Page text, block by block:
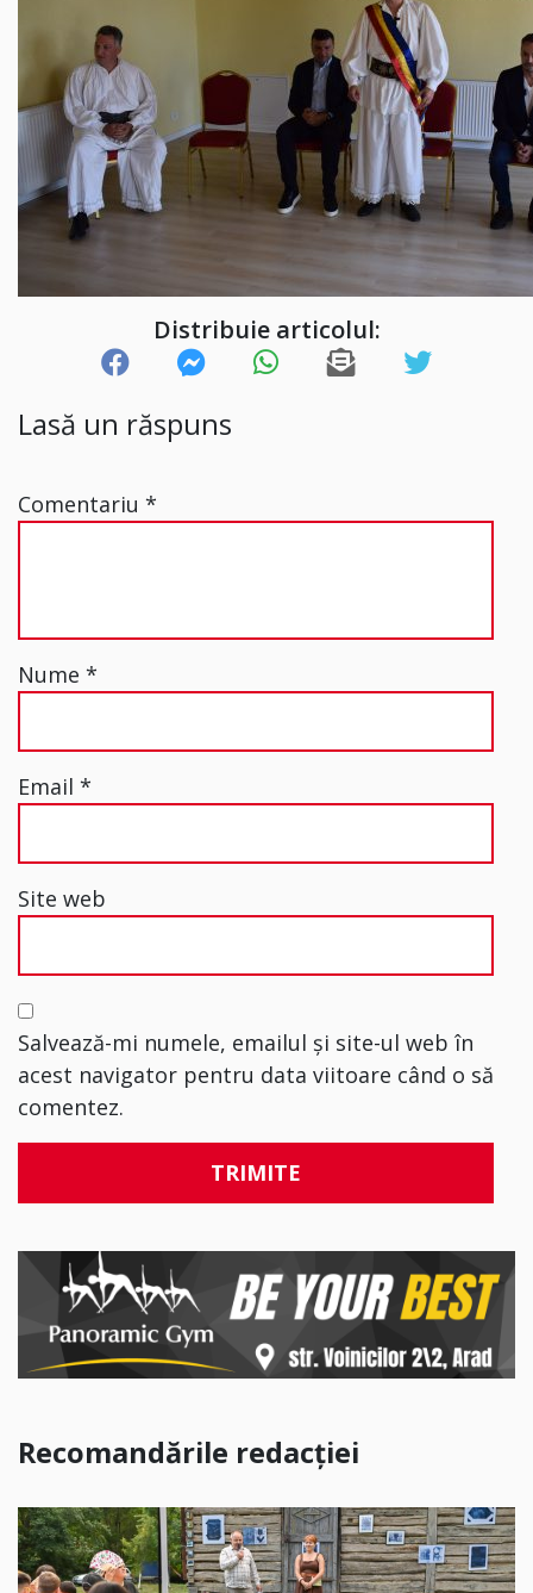
Distribuie articolul:
Lasă un răspuns
Comentariu *
Nume *
Email *
Site web
Salvează-mi numele, emailul și site-ul web în
acest navigator pentru data viitoare când o să
comentez.
Recomandările redacției